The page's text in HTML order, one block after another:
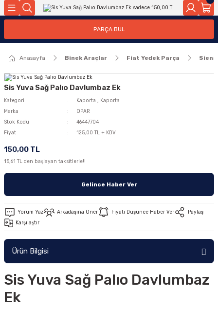
Geri Dön
Geri Dön
PARÇA BUL
Anasayfa Binek Araçlar Fiat Yedek Parça Siena
Sis Yuva Sağ Palıo Davlumbaz Ek
Kategori Kaporta , Kaporta
Marka
OPAR
Stok Kodu
46447704
Fiyat
125,00 TL + KDV
150,00 TL
15,61 TL den başlayan taksitlerle!!
Gelince Haber Ver
Yorum Yaz Arkadaşına Öner Fiyatı Düşünce Haber Ver
Paylaş
Karşılaştır
Ürün Bilgisi
Sis Yuva Sağ Palıo Davlumbaz
Ek